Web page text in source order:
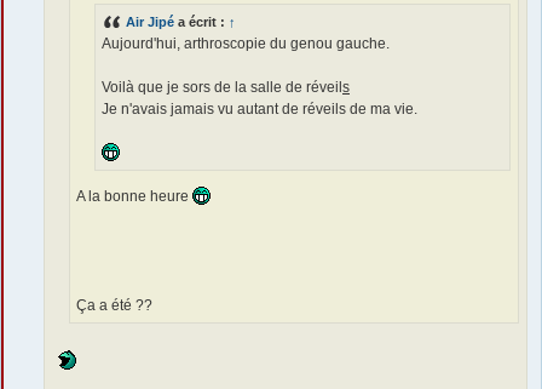
Air Jipé a écrit : ↑
Aujourd'hui, arthroscopie du genou gauche.
Voilà que je sors de la salle de réveils
Je n'avais jamais vu autant de réveils de ma vie.
A la bonne heure
Ça a été ??